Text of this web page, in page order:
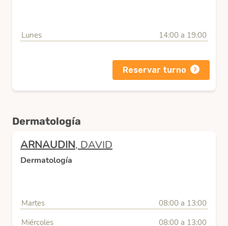
Lunes 14:00 a 19:00
Reservar turno
Dermatología
ARNAUDIN, DAVID
Dermatología
Martes
08:00 a 13:00
Miércoles
08:00 a 13:00